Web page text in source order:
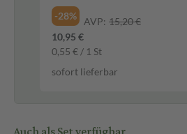
-28%
AVP: 15,20 €
10,95 €
0,55 € / 1 St
sofort lieferbar